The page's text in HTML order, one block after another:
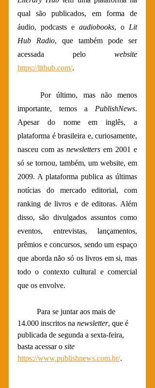
qual são publicados, em forma de
áudio, podcasts e audiobooks, o Lit
Hub Radio, que também pode ser
acessada pelo website
https://lithub.com/.
	Por último, mas não menos
importante, temos a PublishNews.
Apesar do nome em inglês, a
plataforma é brasileira e, curiosamente,
nasceu com as newsletters em 2001 e
só se tornou, também, um website, em
2009. A plataforma publica as últimas
notícias do mercado editorial, com
ranking de livros e de editoras. Além
disso, são divulgados assuntos como
eventos, entrevistas, lançamentos,
prêmios e concursos, sendo um espaço
que aborda não só os livros em si, mas
todo o contexto cultural e comercial
que os envolve.
14.000 inscritos na newsletter, que é
publicada de segunda a sexta-feira,
basta acessar o site
https://www.publishnews.com.br/.